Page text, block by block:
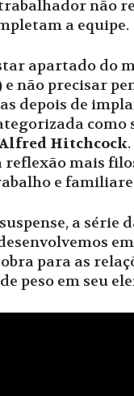
não
a equipe.
apartado do
e não precisar
depois de
como
Hitchcock
mais
e
a série
para as
peso em seu